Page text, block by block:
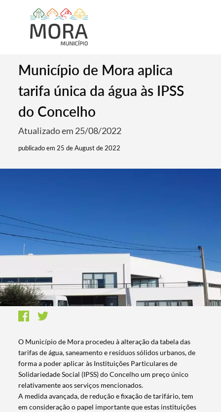
Município de Mora aplica
tarifa única da água às IPSS
do Concelho
Atualizado em 25/08/2022
publicado em 25 de August de 2022
O Município de Mora procedeu à alteração da tabela das
tarifas de água, saneamento e resíduos sólidos urbanos, de
forma a poder aplicar às Instituições Particulares de
Solidariedade Social (IPSS) do Concelho um preço único
relativamente aos serviços mencionados.
A medida avançada, de redução e fixação de tarifário, tem
em consideração o papel importante que estas instituições